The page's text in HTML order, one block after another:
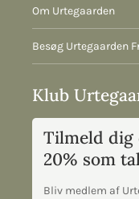
Om Urtegaarden
Besøg Urtegaarden
Klub
Tilmeld dig
20% som
Bliv medlem af